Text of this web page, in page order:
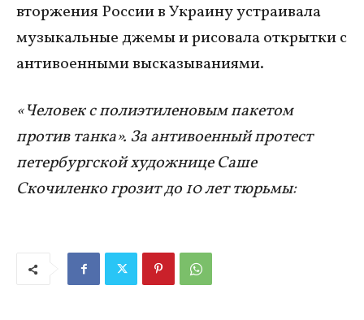
вторжения России в Украину устраивала
музыкальные джемы и рисовала открытки с
антивоенными высказываниями.
«Человек с полиэтиленовым пакетом
против танка». За антивоенный протест
петербургской художнице Саше
Скочиленко грозит до 10 лет тюрьмы: